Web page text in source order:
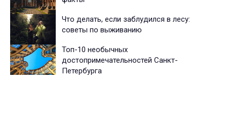
Что делать, если заблудился в лесу:
советы по выживанию
Топ-10 необычных
достопримечательностей Санкт-
Петербурга